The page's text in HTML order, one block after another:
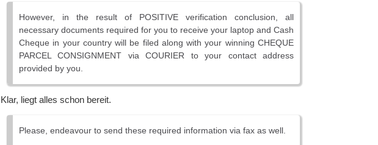
However, in the result of POSITIVE verification conclusion, all
necessary documents required for you to receive your laptop and Cash
Cheque in your country will be filed along with your winning CHEQUE
PARCEL CONSIGNMENT via COURIER to your contact address
provided by you.
Klar, liegt alles schon bereit.
Please, endeavour to send these required information via fax as well.